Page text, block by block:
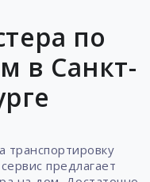
по
в Санкт-
транспортировку
предлагает